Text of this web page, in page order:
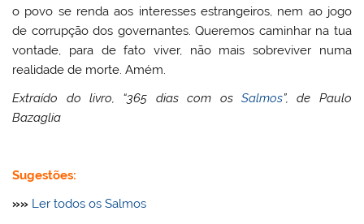
o povo se renda aos interesses estrangeiros, nem ao jogo
de corrupção dos governantes. Queremos caminhar na tua
vontade, para de fato viver, não mais sobreviver numa
realidade de morte. Amém.
Extraído do livro, “365 dias com osSalmos”, de Paulo
Bazaglia
Sugestões:
»» Ler todos os Salmos